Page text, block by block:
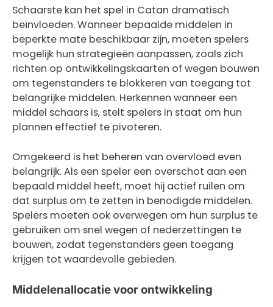
Schaarste kan het spel in Catan dramatisch
beïnvloeden. Wanneer bepaalde middelen in
beperkte mate beschikbaar zijn, moeten spelers
mogelijk hun strategieën aanpassen, zoals zich
richten op ontwikkelingskaarten of wegen bouwen
om tegenstanders te blokkeren van toegang tot
belangrijke middelen. Herkennen wanneer een
middel schaars is, stelt spelers in staat om hun
plannen effectief te pivoteren.
Omgekeerd is het beheren van overvloed even
belangrijk. Als een speler een overschot aan een
bepaald middel heeft, moet hij actief ruilen om
dat surplus om te zetten in benodigde middelen.
Spelers moeten ook overwegen om hun surplus te
gebruiken om snel wegen of nederzettingen te
bouwen, zodat tegenstanders geen toegang
krijgen tot waardevolle gebieden.
Middelenallocatie voor ontwikkeling